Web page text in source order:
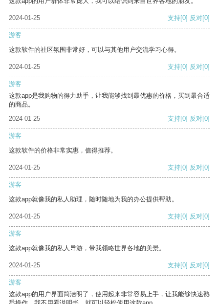
2024-01-25 支持[0] 反对[0]
游客
这款软件的社区氛围非常好，可以与其他用户交流学习心得。
2024-01-25 支持[0] 反对[0]
游客
这款app是我购物的得力助手，让我能够找到最优惠的价格，买到最合适
的商品。
2024-01-25
支持[0] 反对[0]
游客
这款软件的价格非常实惠，值得推荐。
2024-01-25 支持[0] 反对[0]
游客
这款app就像我的私人助理，随时随地为我的办公提供帮助。
2024-01-25 支持[0] 反对[0]
游客
这款app就像我的私人导游，带我领略世界各地的美景。
2024-01-25 支持[0] 反对[0]
游客
这款app的用户界面简洁明了，使用起来非常容易上手，让我能够快速熟